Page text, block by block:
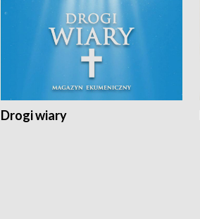
Drogi wiary